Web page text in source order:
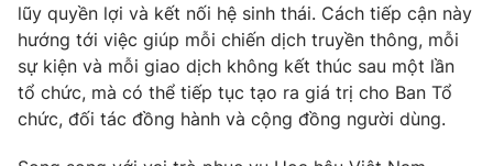
Giấy phép hoạt động báo in và báo điện tử số 483/GP-BTTTT
cấp ngày 29/12/2023
Tổng Biên tập:Vũ Thanh Thủy
Phó Tổng Biên tập:Nguyễn Thị Mỹ Hạnh, Phạm Quốc Thắng,
Nguyễn Trọng Ninh
lũy quyền lợi và kết nối hệ sinh thái. Cách tiếp cận này
hướng tới việc giúp mỗi chiến dịch truyền thông, mỗi
sự kiện và mỗi giao dịch không kết thúc sau một lần
tổ chức, mà có thể tiếp tục tạo ra giá trị cho Ban Tổ
chức, đối tác đồng hành và cộng đồng người dùng.